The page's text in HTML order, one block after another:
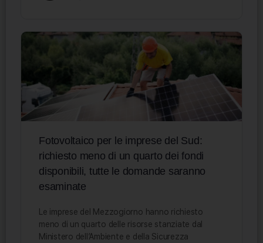
Fotovoltaico per le imprese del Sud:
richiesto meno di un quarto dei fondi
disponibili, tutte le domande saranno
esaminate
Le imprese del Mezzogiorno hanno richiesto
meno di un quarto delle risorse stanziate dal
Ministero dell’Ambiente e della Sicurezza